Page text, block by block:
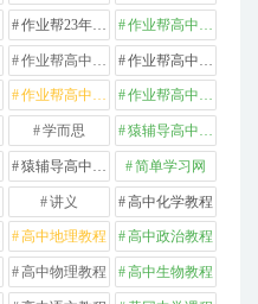
作业帮23年高中语文 作业帮高中化学
作业帮高中政治 作业帮高中数学
作业帮高中生物 作业帮高中英语
学而思 猿辅导高中数学
猿辅导高中英语 简单学习网
讲义 高中化学教程
高中地理教程 高中政治教程
高中物理教程 高中生物教程